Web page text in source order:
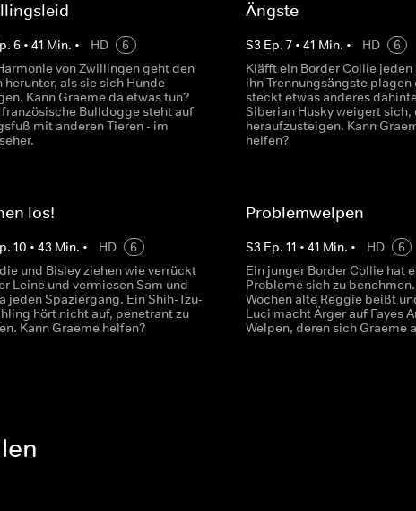
6 •41 Min. • HD
6
von Zwillingen geht den
herunter, als sie sich Hunde
Kann Graeme da etwas tun?
französische Bulldogge steht auf
mit anderen Tieren - im
Ängste
S3 Ep. 7• 41 Min. • HD
6
Kläfft ein Border Collie jeden
ihn Trennungsängste plagen
steckt etwas anderes
Siberian Husky weigert sich,
heraufzusteigen. Kann
helfen?
los!
10 •43 Min. • HD
6
und Bisley ziehen wie verrückt
Leine und vermiesen Sam und
jeden Spaziergang. Ein Shih-Tzu-
hört nicht auf, penetrant zu
Kann Graeme helfen?
Problemwelpen
S3 Ep. 11 • 41 Min. • HD
6
Ein junger Border Collie hat
Probleme sich zu benehmen.
Wochen alte Reggie beißt
Luci macht Ärger auf Fayes
Welpen, deren sich Graeme